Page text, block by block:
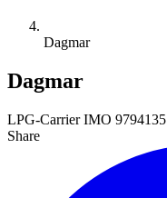
Dagmar
Dagmar
LPG-Carrier IMO 9794135
Share